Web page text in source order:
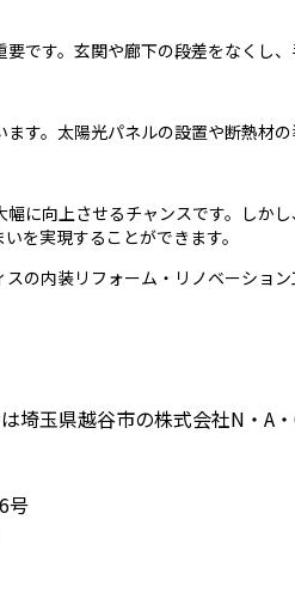
です。玄関や廊下の段差をなくし
す。太陽光パネルの設置や断熱材
に向上させるチャンスです。しか
を実現することができます。
の内装リフォーム・リノベーショ
埼玉県越谷市の株式会社N・A
号